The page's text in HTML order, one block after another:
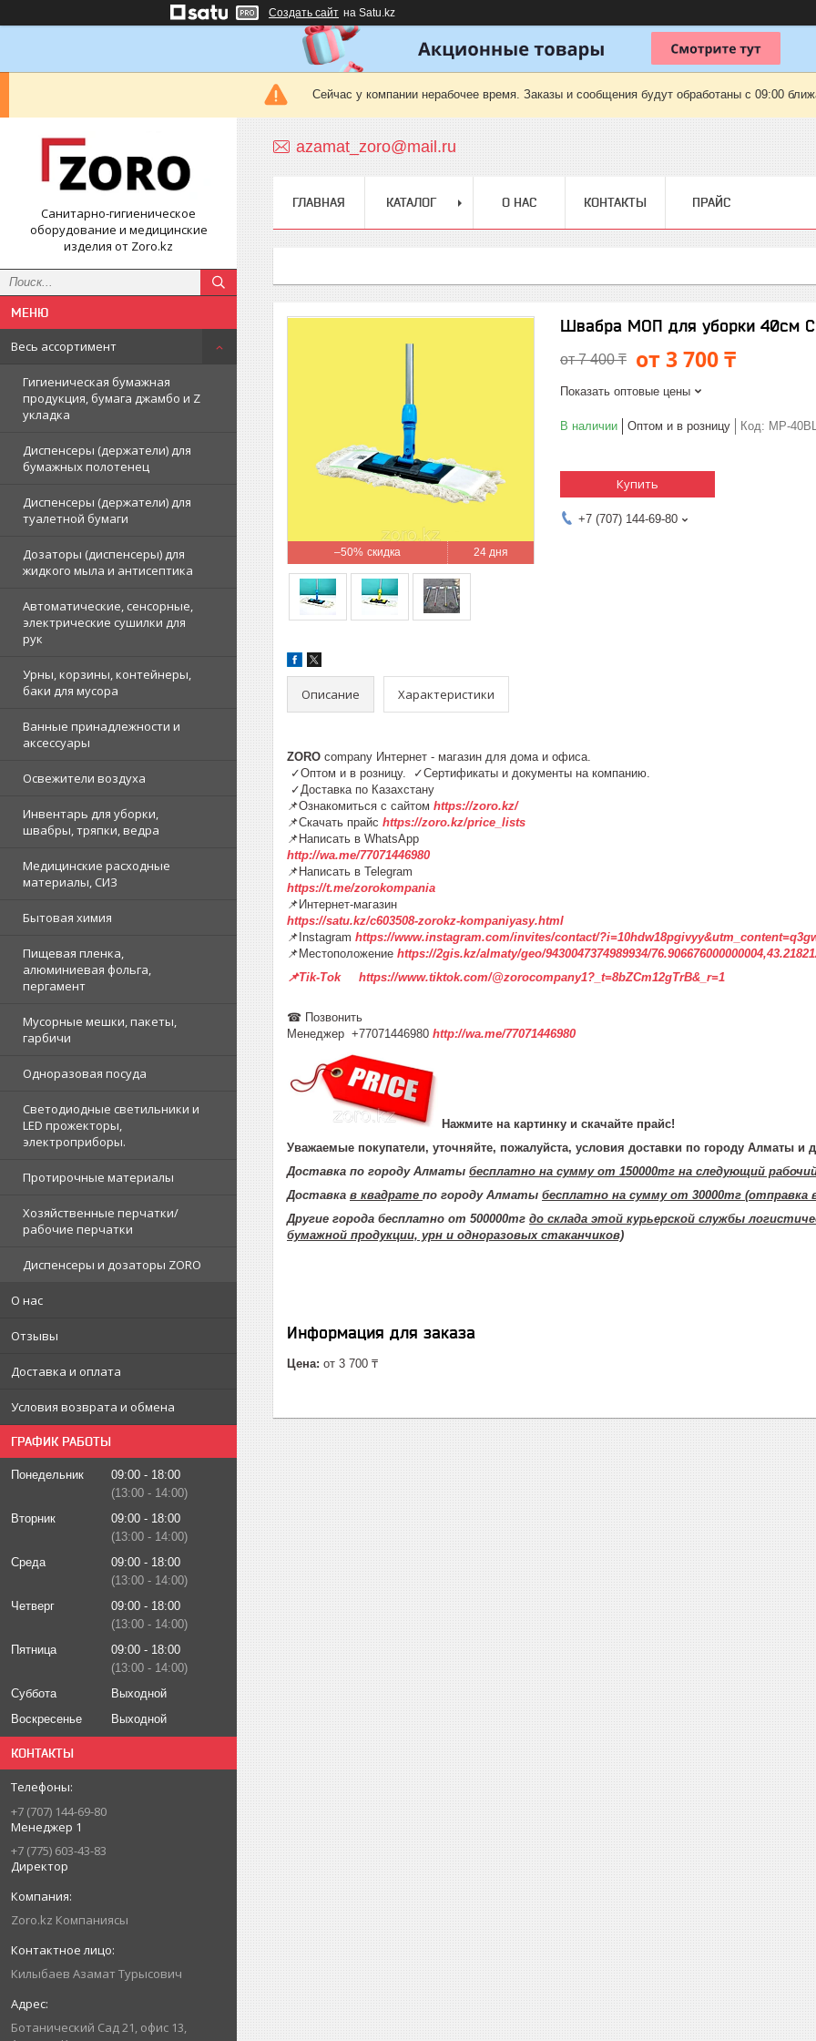
Создать сайт на Satu.kz
Сейчас у компании нерабочее время. Заказы и сообщения будут обработаны с 09:00
Санитарно-гигиеническое
оборудование и медицинские
изделия от Zoro.kz
Весь ассортимент
Гигиеническая бумажная
продукция, бумага джамбо и Z
укладка
Диспенсеры (держатели) для
бумажных полотенец
Диспенсеры (держатели) для
туалетной бумаги
Дозаторы (диспенсеры) для
жидкого мыла и антисептика
Автоматические, сенсорные,
электрические сушилки для
рук
Урны, корзины, контейнеры,
баки для мусора
Ванные принадлежности и
аксессуары
Освежители воздуха
Инвентарь для уборки,
швабры, тряпки, ведра
Медицинские расходные
материалы, СИЗ
Бытовая химия
Пищевая пленка,
алюминиевая фольга,
пергамент
Мусорные мешки, пакеты,
гарбичи
Одноразовая посуда
Светодиодные светильники и
LED прожекторы,
электроприборы.
Протирочные материалы
Хозяйственные перчатки/
рабочие перчатки
Диспенсеры и дозаторы ZORO
О нас
Отзывы
Доставка и оплата
Условия возврата и обмена
ГРАФИК РАБОТЫ
Понедельник 09:00
18:00
13:00
14:00
Вторник
09:00
18:00
13:00
14:00
Среда
09:00
18:00
13:00
14:00
Четверг
09:00
18:00
13:00
14:00
Пятница
09:00
18:00
13:00
14:00
Суббота
Выходной
Воскресенье
Выходной
КОНТАКТЫ
+7 (707) 144-69-80
Менеджер 1
+7 (775) 603-43-83
Директор
Zoro.kz Компаниясы
Килыбаев Азамат Турысович
Ботанический Сад 21, офис 13,
azamat_zoro@mail.ru
ГЛАВНАЯ КАТАЛОГ О НАС КОНТАКТЫ ПРАЙС
–50% 24 дня
Швабра МОП для уборки 40см
от 7 400 ₸ от 3 700 ₸
Показать оптовые цены
В наличии Оптом и в розницу Код: MP-
Купить
+7 (707) 144-69-80
Описание Характеристики
ZORO company Интернет - магазин для дома и офиса.
✓Оптом и в розницу. ✓Сертификаты и документы на компанию.
✓Доставка по Казахстану
📌Ознакомиться с сайтом https://zoro.kz/
📌Скачать прайс https://zoro.kz/price_lists
📌Написать в WhatsApp
http://wa.me/77071446980
📌Написать в Telegram
https://t.me/zorokompania
📌Интернет-магазин
https://satu.kz/c603508-zorokz-kompaniyasy.html
📌Instagram https://www.instagram.com/invites/contact/
📌Местоположение https://2gis.kz/almaty/geo/9430047374989934/
📌Tik-Tok https://www.tiktok.com/@zorocompany1?_t=8bZCm12gTrB&_r=1
☎ Позвонить
Менеджер +77071446980 http://wa.me/77071446980
Нажмите на картинку и скачайте прайс!
Уважаемые покупатели, уточняйте, пожалуйста, условия доставки по городу Алматы и
Доставка по городу Алматы бесплатно на сумму от 150000тг на следующий
Доставка в квадрате по городу Алматы бесплатно на сумму от 30000тг (отправка
Другие города бесплатно от 500000тг до склада этой курьерской службы
бумажной продукции, урн и одноразовых стаканчиков)
Информация для заказа
Цена: от 3 700 ₸